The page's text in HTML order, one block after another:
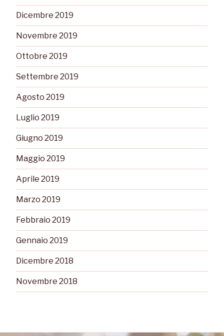
Dicembre 2019
Novembre 2019
Ottobre 2019
Settembre 2019
Agosto 2019
Luglio 2019
Giugno 2019
Maggio 2019
Aprile 2019
Marzo 2019
Febbraio 2019
Gennaio 2019
Dicembre 2018
Novembre 2018